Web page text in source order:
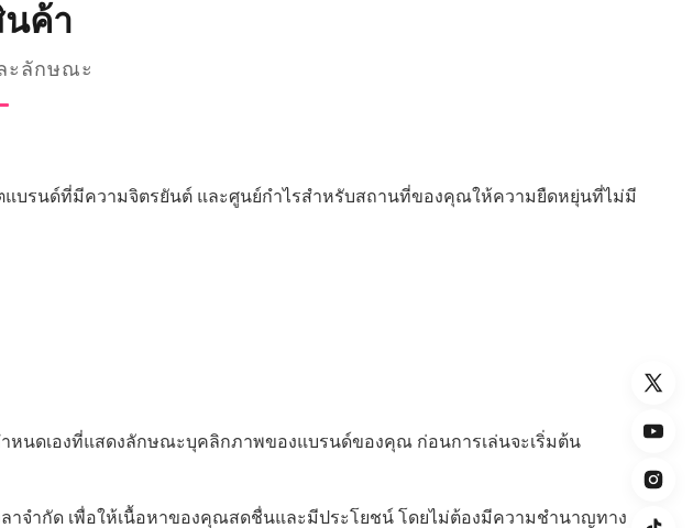
ค้า
ะลักษณะ
แบรนด์ที่มีความจิตรยันต์ และศูนย์กําไรสําหรับสถานที่ของคุณให้ความยืดหยุ่นที่ไม่มี
หนดเองที่แสดงลักษณะบุคลิกภาพของแบรนด์ของคุณ ก่อนการเล่นจะเริ่มต้น
จํากัด เพื่อให้เนื้อหาของคุณสดชื่นและมีประโยชน์ โดยไม่ต้องมีความชํานาญทาง